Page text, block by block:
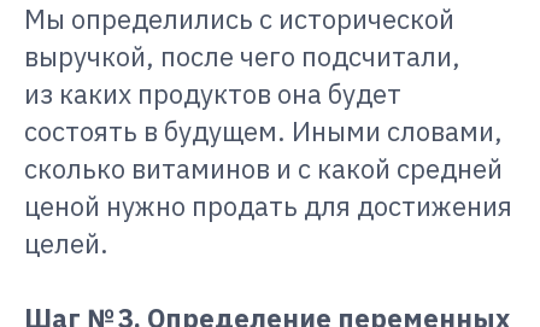
Мы определились с исторической
выручкой, после чего подсчитали,
из каких продуктов она будет
состоять в будущем. Иными словами,
сколько витаминов и с какой средней
ценой нужно продать для достижения
целей.
Шаг № 3. Определение переменных